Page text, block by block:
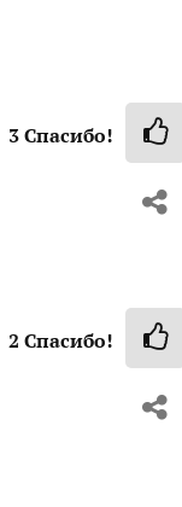
3Спасибо!
2 Спасибо!